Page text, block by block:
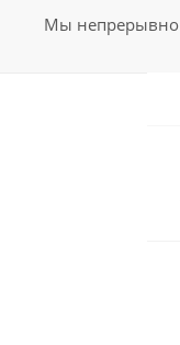
Мы непрерывно